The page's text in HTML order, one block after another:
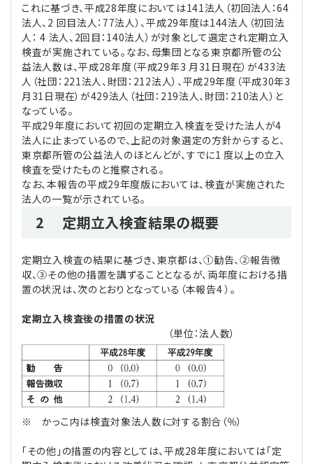
これに基づき、平成28年度においては141法人（初回法人：64
法人、2 回目法人：77法人）、平成29年度は144法人（初回法
人： 4 法人、2回目：140法人）が対象として選定され定期立入
検査が実施されている。なお、母集団となる東京都所管の公
益法人数は、平成28年度（平成29年3 月31日現在）が433法
人（社団：221法人、財団：212法人）、平成29年度（平成30年3
月31日現在）が429法人（社団：219法人、財団：210法人）と
なっている。
平成29年度において初回の定期立入検査を受けた法人が4
法人に止まっているので、上記の対象選定の方針からすると、
東京都所管の公益法人のほとんどが、すでに1 度以上の立入
検査を受けたものと推察される。
なお、本報告の平成29年度版においては、検査が実施された
法人の一覧が示されている。
2 定期立入検査結果の概要
定期立入検査の結果に基づき、東京都は、①勧告、②報告徴
収、③その他の措置を講ずることとなるが、両年度における措
置の状況は、次のとおりとなっている（本報告4 ）。
定期立入検査後の措置の状況
（単位：法人数）
※ かっこ内は検査対象法人数に対する割合（％）
「その他」の措置の内容としては、平成28年度においては「定